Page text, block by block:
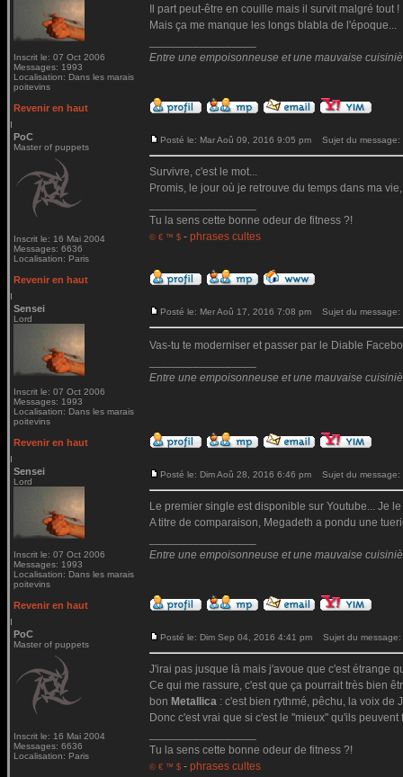
Inscrit le: 07 Oct 2006
Messages: 1993
Localisation: Dans les marais
poitevins
Il part peut-être en couille mais il survit malgré tout !
Mais ça me manque les longs blabla de l'époque...
Entre une empoisonneuse et une mauvaise
Revenir en haut
PoC
Master of puppets
Inscrit le: 16 Mai 2004
Messages: 6636
Localisation: Paris
Posté le: Mar Aoû 09, 2016 9:05 pm Sujet du message:
Survivre, c'est le mot...
Promis, le jour où je retrouve du temps dans ma
Tu la sens cette bonne odeur de fitness ?!
© € ™ $ - phrases cultes
Revenir en haut
Sensei
Lord
Inscrit le: 07 Oct 2006
Messages: 1993
Localisation: Dans les marais
poitevins
Posté le: Mer Aoû 17, 2016 7:08 pm Sujet du message:
Vas-tu te moderniser et passer par le Diable
Entre une empoisonneuse et une mauvaise
Revenir en haut
Sensei
Lord
Inscrit le: 07 Oct 2006
Messages: 1993
Localisation: Dans les marais
poitevins
Posté le: Dim Aoû 28, 2016 6:46 pm Sujet du message:
Le premier single est disponible sur Youtube... Je
A titre de comparaison, Megadeth a pondu une
Entre une empoisonneuse et une mauvaise
Revenir en haut
PoC
Master of puppets
Inscrit le: 16 Mai 2004
Messages: 6636
Localisation: Paris
Posté le: Dim Sep 04, 2016 4:41 pm Sujet du message:
J'irai pas jusque là mais j'avoue que c'est étrange
Ce qui me rassure, c'est que ça pourrait très bien
bon Metallica : c'est bien rythmé, pêchu, la voix de
Donc c'est vrai que si c'est le "mieux" qu'ils
Tu la sens cette bonne odeur de fitness ?!
© € ™ $ - phrases cultes